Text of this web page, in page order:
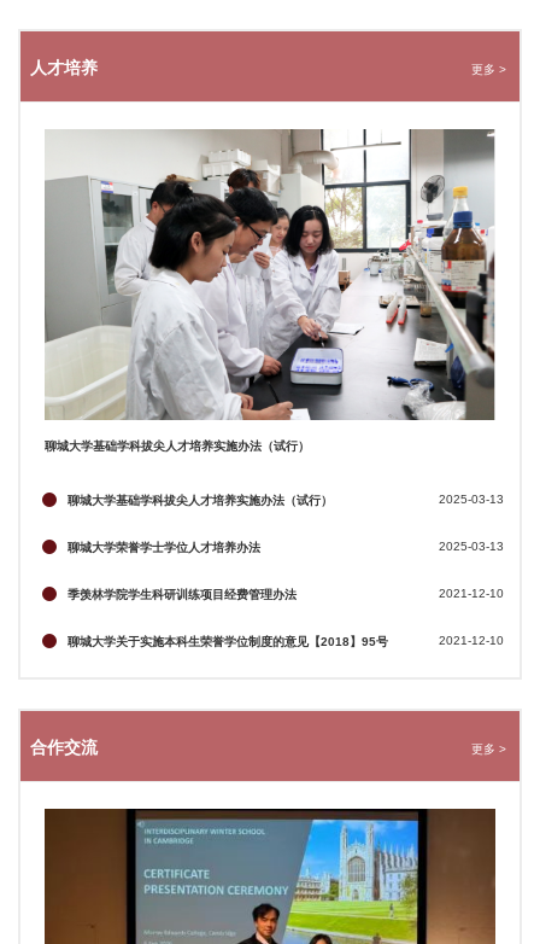
人才培养 更多 >
聊城大学基础学科拔尖人才培养实施办法（试行）
2025-03-13
聊城大学基础学科拔尖人才培养实施办法（试行）
2025-03-13
聊城大学荣誉学士学位人才培养办法
2021-12-10
季羡林学院学生科研训练项目经费管理办法
2021-12-10
聊城大学关于实施本科生荣誉学位制度的意见【2018】95号
合作交流 更多 >